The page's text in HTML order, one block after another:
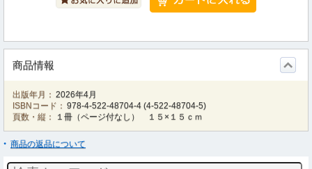
商品情報
出版年月： 2026年4月
ISBNコード： 978-4-522-48704-4 (4-522-48704-5)
頁数・縦：
１冊（ページ付なし） １５×１５ｃｍ
商品の返品について